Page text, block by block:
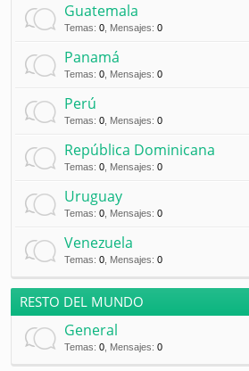
Guatemala
Temas: 0 Mensajes: 0
Panamá
Temas: 0 Mensajes: 0
Perú
Temas: 0 Mensajes: 0
República Dominicana
Temas: 0 Mensajes: 0
Uruguay
Temas: 0 Mensajes: 0
Venezuela
Temas: 0 Mensajes: 0
RESTO DEL MUNDO
General
Temas: 0 Mensajes: 0